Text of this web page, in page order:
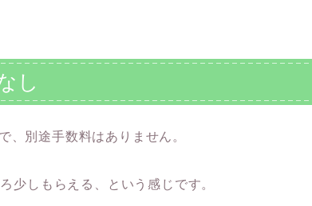
し
、別途手数料はありません。
少しもらえる、という感じです。